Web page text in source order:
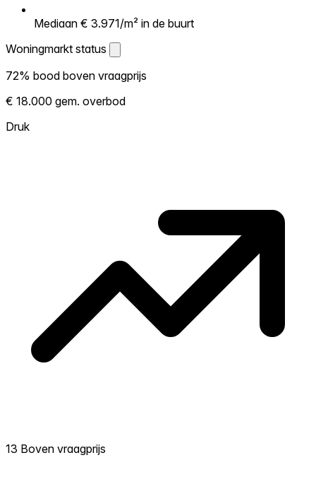
Mediaan € 3.971/m² in de buurt
Woningmarkt status
Woningmarkt status
Laat zien hoe competitief de markt hier is.
Hoe meer woningen boven vraagprijs
verkopen, hoe heter. Heet? Verwacht
72% bood boven vraagprijs
€ 18.000 gem. overbod
Druk
13 Boven vraagprijs